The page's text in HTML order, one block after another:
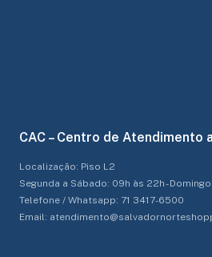
CAC – Centro de Atendimento
Localização: Piso L2
Segunda a Sábado: 09h às 22h -
Telefone / Whatsapp: 71 3417-6500
Email: